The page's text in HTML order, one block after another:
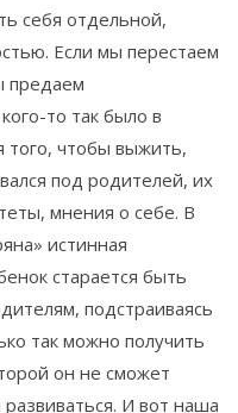
себя отдельной,
Если мы перестаем
предаем
то так было в
того, чтобы выжить,
под родителей, их
мнения о себе. В
истинная
старается быть
подстраиваясь
так можно получить
он не сможет
И вот наша